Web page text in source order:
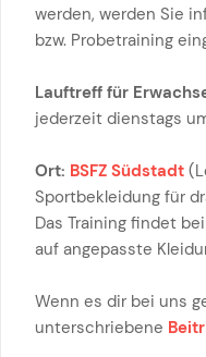
werden, werden Sie
bzw. Probetraining
Lauftreff für
jederzeit dienstags
Ort: BSFZ Südstadt
Sportbekleidung für
Das Training findet
auf angepasste
Wenn es dir bei uns
unterschriebene